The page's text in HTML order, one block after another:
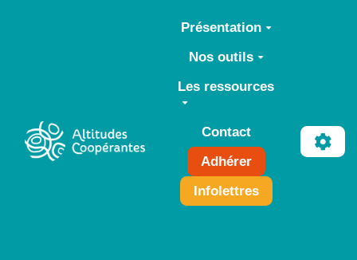
Aller au contenu principal
Présentation
Nos outils
Les ressources
Contact
Adhérer
Infolettres